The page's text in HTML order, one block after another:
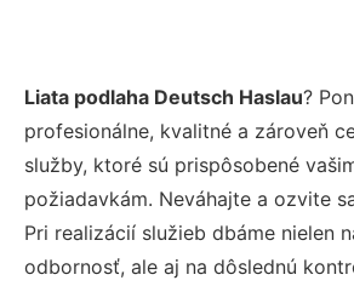
Liata podlaha Deutsch Haslau?
profesionálne, kvalitné a zároveň
služby, ktoré sú prispôsobené
požiadavkám. Neváhajte a ozvite
Pri realizácií služieb dbáme nielen
odbornosť, ale aj na dôslednú